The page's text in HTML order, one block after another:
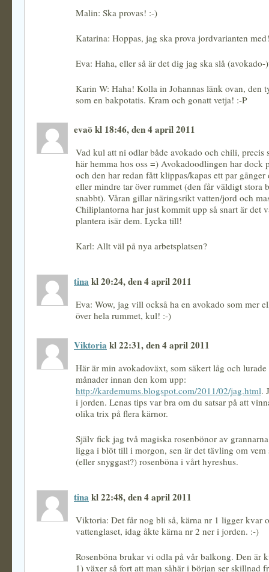
Malin: Ska provas! :-)
Katarina: Hoppas, jag ska prova jordvarianten med!
Eva: Haha, eller så är det dig jag ska slå
Karin W: Haha! Kolla in Johannas länk ovan, den
som en bakpotatis. Kram och gonatt vetja! :-P
evaö kl 18:46, den 4 april 2011
Vad kul att ni odlar både avokado och chili, precis
här hemma hos oss =) Avokadoodlingen har dock
och den har redan fått klippas/kapas ett par gånger
eller mindre tar över rummet (den får väldigt stora
snabbt). Våran gillar näringsrikt vatten/jord och
Chiliplantorna har just kommit upp så snart är det
plantera isär dem. Lycka till!
Karl: Allt väl på nya arbetsplatsen?
tina kl 20:24, den 4 april 2011
Eva: Wow, jag vill också ha en avokado som mer
över hela rummet, kul! :-)
Viktoria kl 22:31, den 4 april 2011
Här är min avokadoväxt, som säkert låg och lurade
månader innan den kom upp:
http://kardemums.blogspot.com/2011/02/jag.html.
i jorden. Lenas tips var bra om du satsar på att
olika trix på flera kärnor.
Själv fick jag två magiska rosenbönor av
ligga i blöt till i morgon, sen är det tävling om vem
(eller snyggast?) rosenböna i vårt hyreshus.
tina kl 22:48, den 4 april 2011
Viktoria: Det får nog bli så, kärna nr 1 ligger kvar
vattenglaset, idag åkte kärna nr 2 ner i jorden. :-)
Rosenböna brukar vi odla på vår balkong. Den är
1) växer så fort att man såhär i början ser skillnad